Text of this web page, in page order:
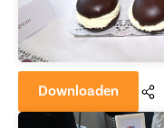
Downloaden